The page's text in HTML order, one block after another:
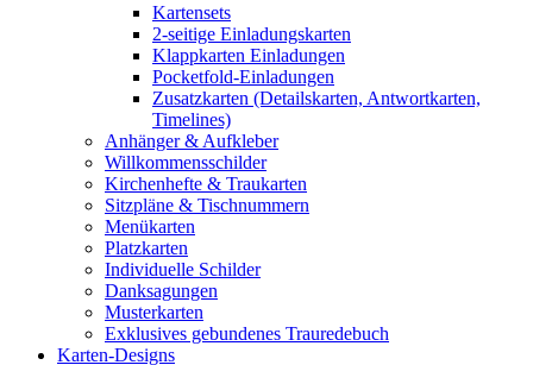
Kartensets
2-seitige Einladungskarten
Klappkarten Einladungen
Pocketfold-Einladungen
Zusatzkarten (Detailskarten, Antwortkarten,
Timelines)
Anhänger & Aufkleber
Willkommensschilder
Kirchenhefte & Traukarten
Sitzpläne & Tischnummern
Menükarten
Platzkarten
Individuelle Schilder
Danksagungen
Musterkarten
Exklusives gebundenes Trauredebuch
Karten-Designs